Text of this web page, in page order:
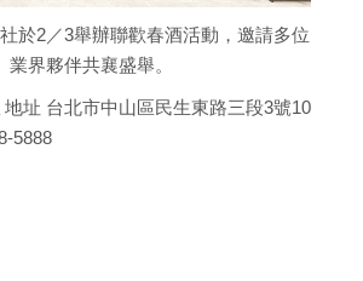
於2／3舉辦聯歡春酒活動，邀請多位
業界夥伴共襄盛舉。
地址 台北市中山區民生東路三段3號10
5888